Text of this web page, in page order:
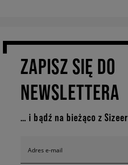
ZAPISZ SIĘ DO
NEWSLETTERA
… i bądź na bieżąco z Sizeer
Adres e-mail